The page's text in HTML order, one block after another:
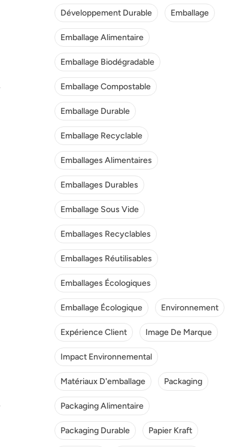
Développement Durable Emballage
Emballage Alimentaire
Emballage Biodégradable
Emballage Compostable
Emballage Durable
Emballage Recyclable
Emballages Alimentaires
Emballages Durables
Emballage Sous Vide
Emballages Recyclables
Emballages Réutilisables
Emballages Écologiques
Emballage Écologique Environnement
Expérience Client Image De Marque
Impact Environnemental
Matériaux D'emballage Packaging
Packaging Alimentaire
Packaging Durable Papier Kraft